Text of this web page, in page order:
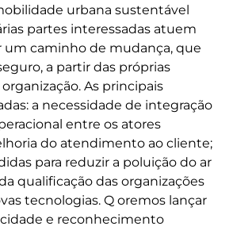
urbana sustentável
partes interessadas atuem
um caminho de mudança, que
a partir das próprias
As principais
a necessidade de integração
entre os atores
do atendimento ao cliente;
para reduzir a poluição do ar
qualificação das organizações
tecnologias. Q oremos lançar
e reconhecimento